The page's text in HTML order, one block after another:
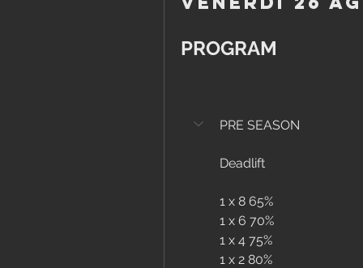
PROGRAM
PRE SEASON
Deadlift
1 x 8 65%
1 x 6 70%
1 x 4 75%
1 x 2 80%